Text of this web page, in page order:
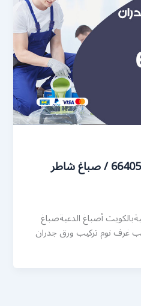
فني صباغ الدعية / 66405052 / صباغ شاطر
أصباغ الدعيةصباغ
غرف نوم تركيب ورق جدران